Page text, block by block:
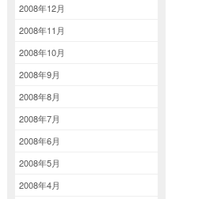
2008年12月
2008年11月
2008年10月
2008年9月
2008年8月
2008年7月
2008年6月
2008年5月
2008年4月